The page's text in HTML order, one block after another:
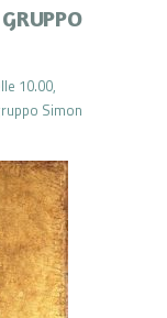
10.00,
Simon